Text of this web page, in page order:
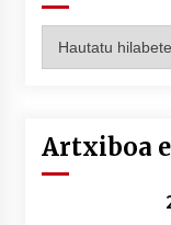
hilez
Artxiboa